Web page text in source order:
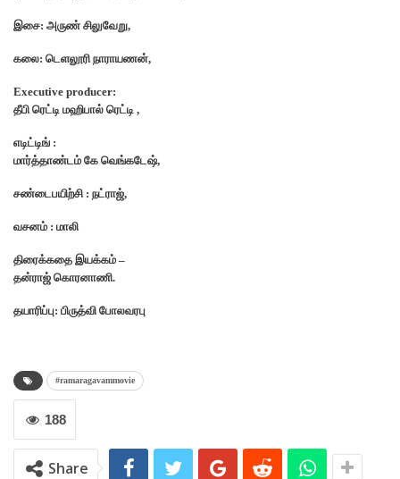
இசை: அருண் சிலுவேறு,
கலை: டெளலூரி நாராயணன்,
Executive producer:
தீபி ரெட்டி மஹிபால் ரெட்டி ,
எடிட்டிங் :
மார்த்தாண்டம் கே வெங்கடேஷ்,
சண்டைபயிற்சி : நட்ராஜ்,
வசனம் : மாலி
திரைக்கதை இயக்கம் –
தன்ராஜ் கொரனாணி.
தயாரிப்பு: பிருத்வி போலவரபு
#ramaragavammovie
188
Share